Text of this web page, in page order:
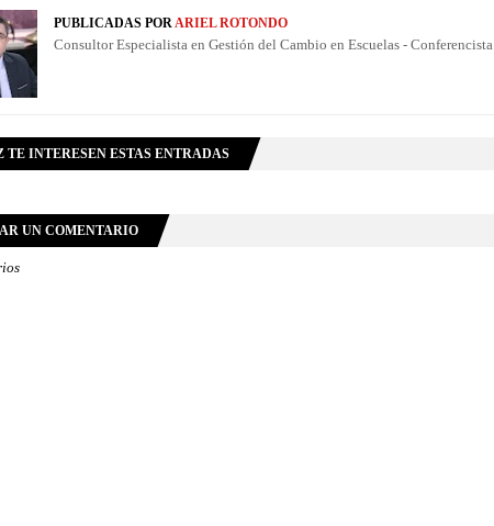
PUBLICADAS PORARIEL ROTONDO
Consultor Especialista en Gestión del Cambio en Escuelas - Conferencista
TE INTERESEN ESTAS ENTRADAS
UN COMENTARIO